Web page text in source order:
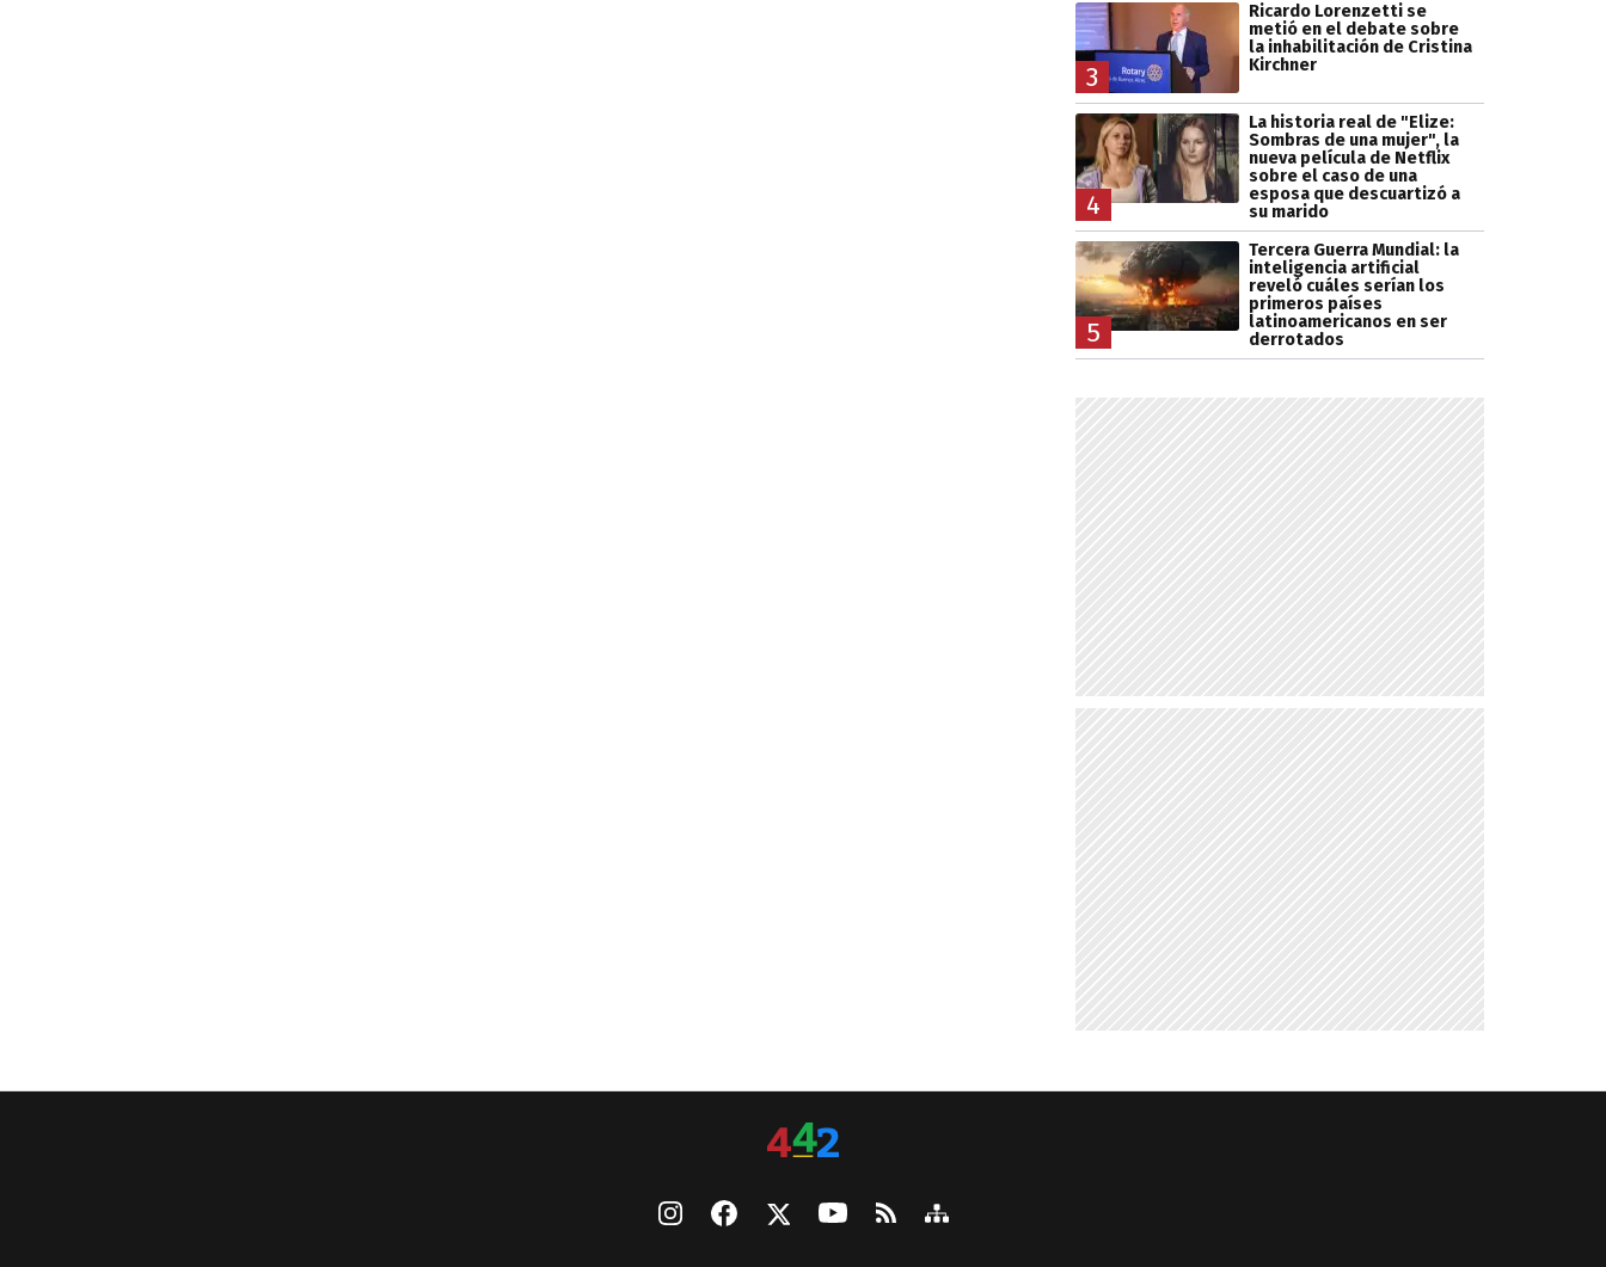
3
Ricardo Lorenzetti se
metió en el debate sobre
la inhabilitación de Cristina
Kirchner
4
La historia real de "Elize:
Sombras de una mujer", la
nueva película de Netflix
sobre el caso de una
esposa que descuartizó a
su marido
5
Tercera Guerra Mundial: la
inteligencia artificial
reveló cuáles serían los
primeros países
latinoamericanos en ser
derrotados